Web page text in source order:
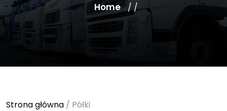
Home / /
Strona główna / Półki